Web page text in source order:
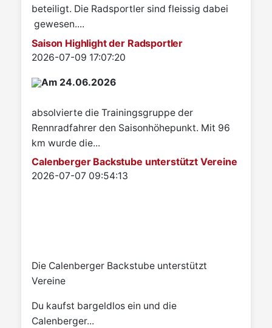
beteiligt. Die Radsportler sind fleissig dabei
gewesen....
Saison Highlight der Radsportler
Details
2026-07-09 17:07:20
Am 24.06.2026
absolvierte die Trainingsgruppe der
Rennradfahrer den Saisonhöhepunkt. Mit 96
km wurde die...
Calenberger Backstube unterstützt Vereine
Details
2026-07-07 09:54:13
Die Calenberger Backstube unterstützt
Vereine
Du kaufst bargeldlos ein und die
Calenberger...